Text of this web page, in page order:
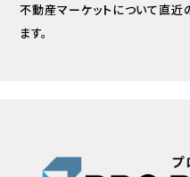
不動産マーケットについて直近
ます。